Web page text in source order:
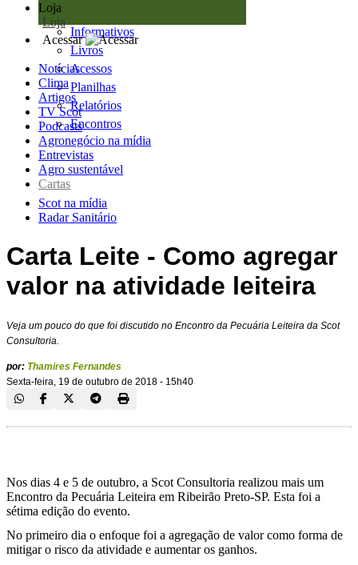
Loja
Loja
Informativos
Livros
Acessos
Planilhas
Relatórios
Encontros
Acessar
Notícias
Clima
Artigos
TV Scot
Podcasts
Agronegócio na mídia
Entrevistas
Agro sustentável
Cartas
Scot na mídia
Radar Sanitário
Carta Leite - Como agregar
valor na atividade leiteira
Veja um pouco do que foi discutido no Encontro da Pecuária Leiteira da Scot
Consultoria.
por: Thamires Fernandes
Sexta-feira, 19 de outubro de 2018 - 15h40
Nos dias 4 e 5 de outubro, a Scot Consultoria realizou mais um
Encontro da Pecuária Leiteira em Ribeirão Preto-SP. Esta foi a
sétima edição do evento.
No primeiro dia o enfoque foi a agregação de valor como forma de
mitigar o risco da atividade e aumentar os ganhos.